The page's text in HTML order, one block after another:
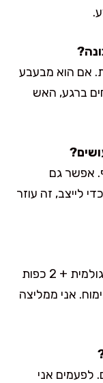
אם הוא מבעבע
ברגע, האש
אפשר גם
למקרר כדי לייצב, זה עוזר
אפשר לנסות תחליף כמו 2 כפות טחינה גולמית + 2 כפות
אני ממליצה
לפעמים אני